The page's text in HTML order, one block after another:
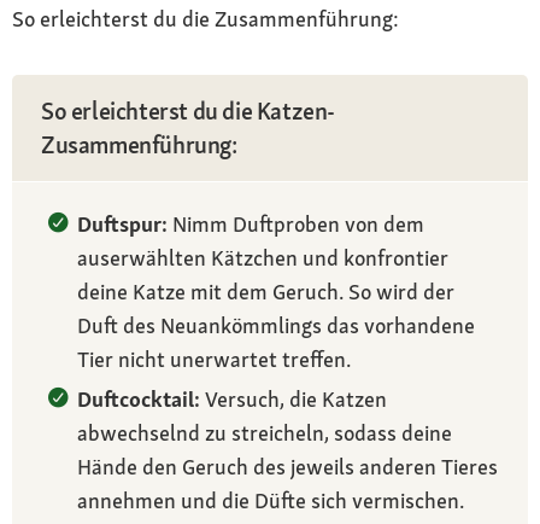
So erleichterst du die Zusammenführung:
So erleichterst du die Katzen-
Zusammenführung:
Duftspur: Nimm Duftproben von dem
auserwählten Kätzchen und konfrontier
deine Katze mit dem Geruch. So wird der
Duft des Neuankömmlings das vorhandene
Tier nicht unerwartet treffen.
Duftcocktail: Versuch, die Katzen
abwechselnd zu streicheln, sodass deine
Hände den Geruch des jeweils anderen Tieres
annehmen und die Düfte sich vermischen.